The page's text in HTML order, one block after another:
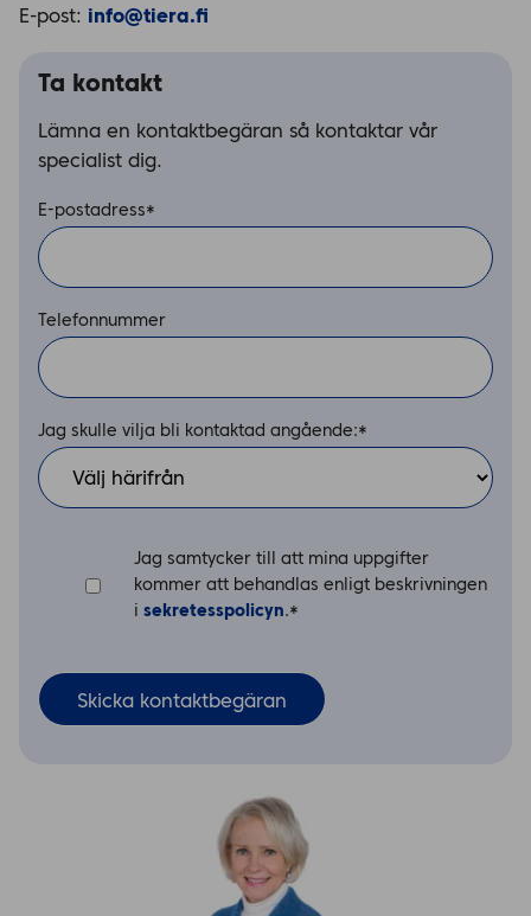
E-post: info@tiera.fi
Ta kontakt
Lämna en kontaktbegäran så kontaktar vår
specialist dig.
E-postadress*
Telefonnummer
Jag skulle vilja bli kontaktad angående:*
Jag samtycker till att mina uppgifter
kommer att behandlas enligt beskrivningen
i sekretesspolicyn.*